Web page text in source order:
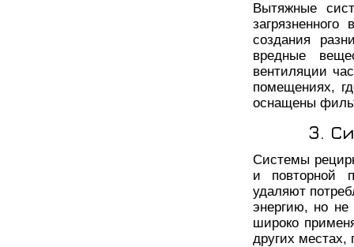
Вытяжные
создания
вредные
вентиляции
помещениях,
оснащены
3.
Системы
и повторной
удаляют
энергию, но не
широко
других местах,